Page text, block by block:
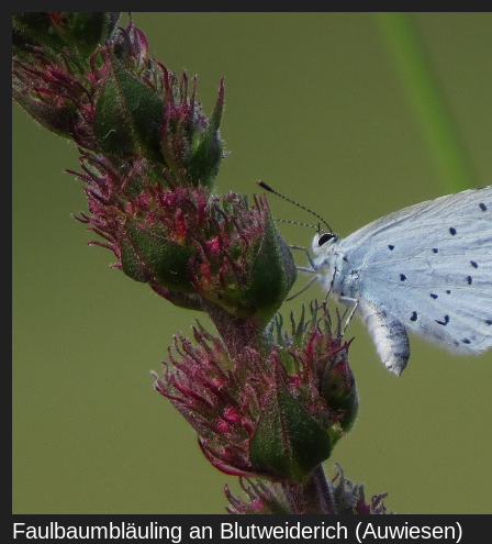
Faulbaumbläuling an Blutweiderich (Auwiesen)